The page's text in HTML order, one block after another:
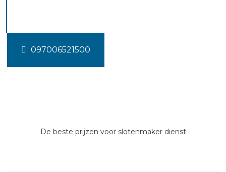
097006521500
De beste prijzen voor slotenmaker dienst